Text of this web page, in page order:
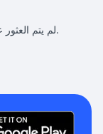
لم يتم العثور على مقالات مطابقة للبحث الذي تم تحديده.